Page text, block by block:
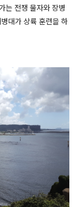
는 전쟁 물자와 장병
대가 상륙 훈련을 하